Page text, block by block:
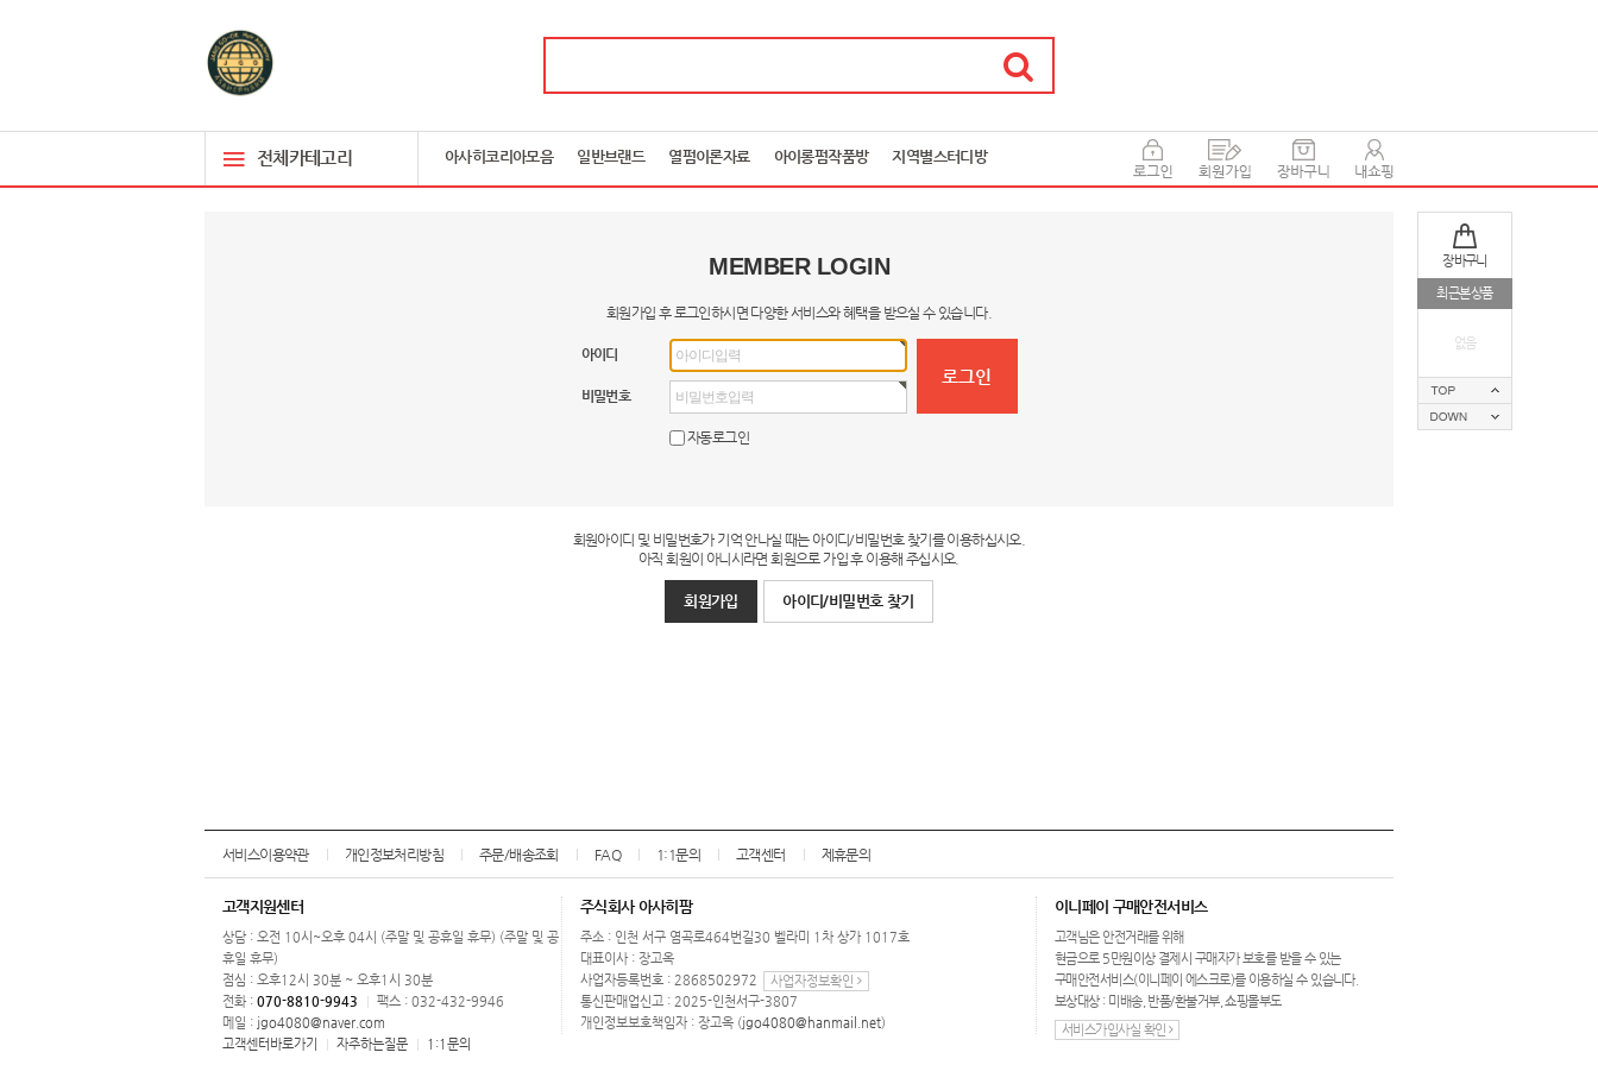
전체카테고리 아사히코리아모음 일반브랜드 열펌이론자료 아이롱펌작품방 지역별스터디방
장바구니
최근본상품
없음
MEMBER LOGIN
회원가입 후 로그인하시면 다양한 서비스와 혜택을 받으실 수 있습니다.
아이디
비밀번호
자동로그인
회원아이디 및 비밀번호가 기억 안나실 때는 아이디/비밀번호 찾기를 이용하십시오.
아직 회원이 아니시라면 회원으로 가입 후 이용해 주십시오.
회원가입 아이디/비밀번호 찾기
서비스이용약관 개인정보처리방침 주문/배송조회 FAQ 1:1문의 고객센터 제휴문의
고객지원센터
상담 : 오전 10시~오후 04시 (주말 및 공휴일 휴무) (주말 및 공
휴일 휴무)
점심 : 오후12시 30분 ~ 오후1시 30분
전화 : 070-8810-9943
팩스 : 032-432-9946
메일 : jgo4080@naver.com
고객센터바로가기
자주하는질문 1:1문의
주식회사 아사히팜
주소 : 인천 서구 염곡로464번길30 벨라미 1차 상가 1017호
대표이사 : 장고옥
사업자등록번호 : 2868502972
사업자정보확인
통신판매업신고 : 2025-인천서구-3807
개인정보보호책임자 : 장고옥 (jgo4080@hanmail.net)
이니페이 구매안전서비스
고객님은 안전거래를 위해
현금으로 5만원이상 결제시 구매자가 보호를 받을 수 있는
구매안전서비스(이니페이 에스크로)를 이용하실 수 있습니다.
보상대상 : 미배송, 반품/환불거부, 쇼핑몰부도
서비스가입사실 확인